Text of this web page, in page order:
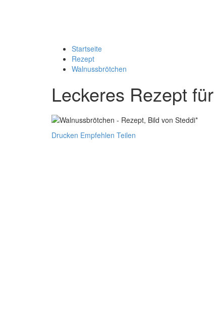
Startseite
Rezept
Walnussbrötchen
Leckeres Rezept für
Drucken Empfehlen Teilen